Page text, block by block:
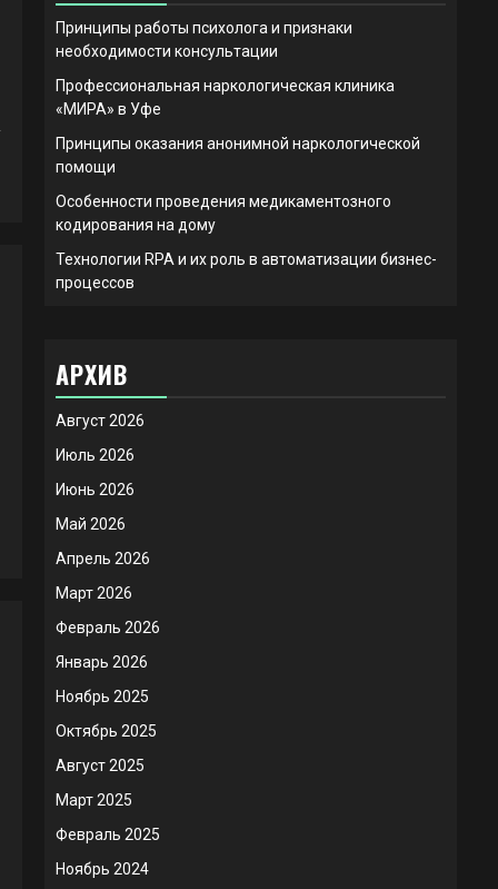
Принципы работы психолога и признаки
необходимости консультации
Профессиональная наркологическая клиника
«МИРА» в Уфе
Принципы оказания анонимной наркологической
помощи
Особенности проведения медикаментозного
кодирования на дому
Технологии RPA и их роль в автоматизации бизнес-
процессов
АРХИВ
Август 2026
Июль 2026
Июнь 2026
Май 2026
Апрель 2026
Март 2026
Февраль 2026
Январь 2026
Ноябрь 2025
Октябрь 2025
Август 2025
Март 2025
Февраль 2025
Ноябрь 2024